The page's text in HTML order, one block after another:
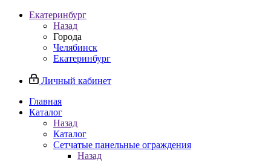
Екатеринбург
Назад
Города
Челябинск
Екатеринбург
Личный кабинет
Главная
Каталог
Назад
Каталог
Сетчатые панельные ограждения
Назад